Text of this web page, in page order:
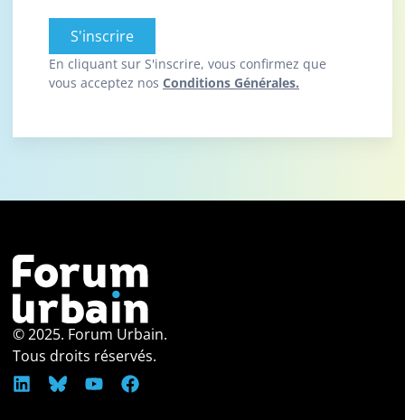
S'inscrire
En cliquant sur S'inscrire, vous confirmez que
vous acceptez nos Conditions Générales.
© 2025. Forum Urbain.
Tous droits réservés.